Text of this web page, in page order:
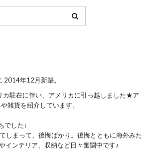
2014年12月新築。
カ駐在に伴い、アメリカに引っ越しました★ア
雑貨を紹介しています。
でした↓
しまって、後悔ばかり。後悔とともに海外みた
インテリア、収納など日々奮闘中です♪